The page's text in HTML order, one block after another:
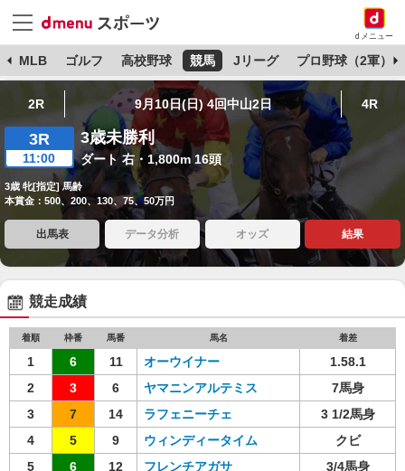
dメニュー
MLB ゴルフ 高校野球 競馬 Jリーグ プロ野球（2軍）
2R 9月10日(日) 4回中山2日 4R
3R
11:00
3歳未勝利
ダート 右・1,800m 16頭
3歳 牝[指定] 馬齢
本賞金：500、200、130、75、50万円
出馬表 データ分析 オッズ 結果
競走成績
着順 枠番 馬番 馬名 着差
1 6 11 オーウイナー
1.58.1
2
3 6 ヤマニンアルテミス
7馬身
3
7 14 ラフェニーチェ
3 1/2馬身
4
5 9 ウィンディータイム
クビ
5
6 12 フレンチアガサ
3/4馬身